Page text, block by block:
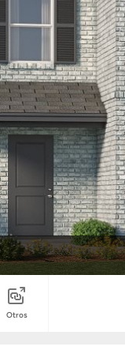
Otros